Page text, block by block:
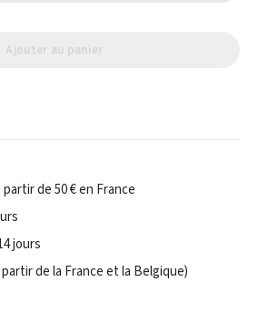
Ajouter au panier
de 50 € en France
jours
de la France et la Belgique)